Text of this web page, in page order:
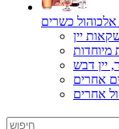
אלכוהול כשרים
יין
מיוחדות
יין דבש
אחרים
אחרים